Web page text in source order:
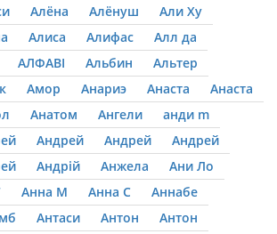
Алёна Алёнуш
Али Ху
Алиса Алифас
Алл да
АЛФАВІ Альбин
Альтер
Амор Анариэ Анаста
Анаста
Анатом Ангели
анди m
Андрей Андрей
Андрей
Андрій Анжела
Ани Ло
Анна М Анна С
Аннабе
Антаси Антон
Антон